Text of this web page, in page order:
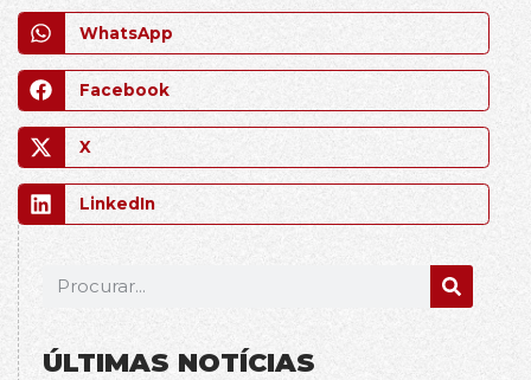
WhatsApp
Facebook
X
LinkedIn
ÚLTIMAS NOTÍCIAS